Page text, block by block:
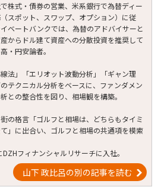
株式・債券の営業、米系銀行で為替ディー
スポット、スワップ、オプション）に従
ベートバンクでは、為替のアドバイサーと
からドル建て資産への分散投資を推奨して
・円安論者。
線法」「エリオット波動分析」「ギャン理
テクニカル分析をベースに、ファンダメン
との整合性を図り、相場観を構築。
の格言「ゴルフと相場は、どちらもタイミ
」に出合い、ゴルフと相場の共通項を模索
フィナンシャルリサーチに入社。
山下 政比呂の別の記事を読む